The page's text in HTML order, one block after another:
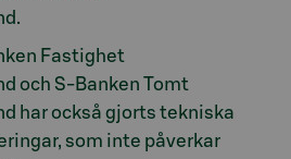
Fastighet
och S-Banken Tomt
har också gjorts tekniska
som inte påverkar